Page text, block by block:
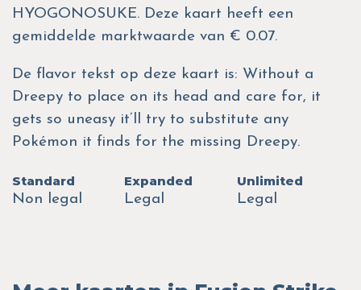
HYOGONOSUKE. Deze kaart heeft een
gemiddelde marktwaarde van € 0.07.
De flavor tekst op deze kaart is: Without a
Dreepy to place on its head and care for, it
gets so uneasy it’ll try to substitute any
Pokémon it finds for the missing Dreepy.
Standard
Non legal
Expanded
Legal
Unlimited
Legal